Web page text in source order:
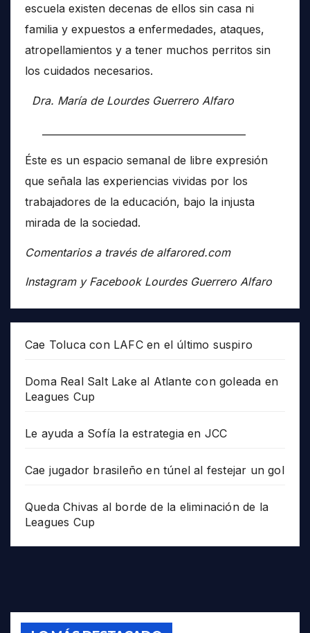
escuela existen decenas de ellos sin casa ni
familia y expuestos a enfermedades, ataques,
atropellamientos y a tener muchos perritos sin
los cuidados necesarios.
Dra. María de Lourdes Guerrero Alfaro
Éste es un espacio semanal de libre expresión
que señala las experiencias vividas por los
trabajadores de la educación, bajo la injusta
mirada de la sociedad.
Comentarios a través de alfarored.com
Instagram y Facebook Lourdes Guerrero Alfaro
Cae Toluca con LAFC en el último suspiro
Doma Real Salt Lake al Atlante con goleada en
Leagues Cup
Le ayuda a Sofía la estrategia en JCC
Cae jugador brasileño en túnel al festejar un gol
Queda Chivas al borde de la eliminación de la
Leagues Cup